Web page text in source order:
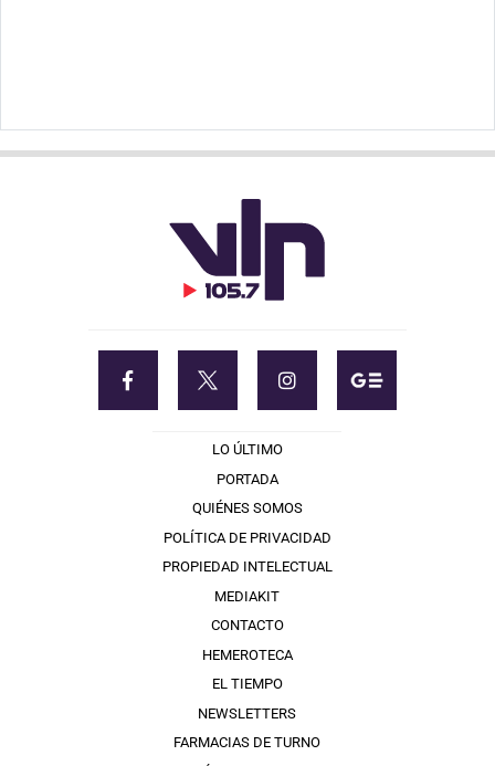
LO ÚLTIMO
PORTADA
QUIÉNES SOMOS
POLÍTICA DE PRIVACIDAD
PROPIEDAD INTELECTUAL
MEDIAKIT
CONTACTO
HEMEROTECA
EL TIEMPO
NEWSLETTERS
FARMACIAS DE TURNO